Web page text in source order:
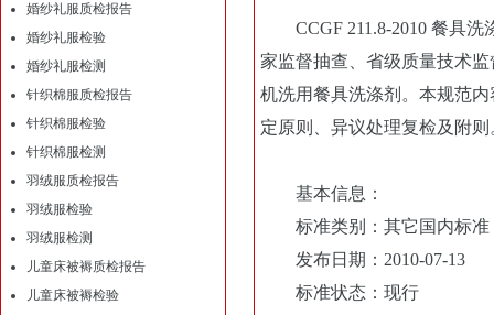
婚纱礼服质检报告
婚纱礼服检验
婚纱礼服检测
针织棉服质检报告
针织棉服检验
针织棉服检测
羽绒服质检报告
羽绒服检验
羽绒服检测
儿童床被褥质检报告
儿童床被褥检验
CCGF 211.8-2010 餐具洗
家监督抽查、省级质量技术
机洗用餐具洗涤剂。本规范
定原则、异议处理复检及附则
基本信息：
标准类别：其它国内标准
发布日期：2010-07-13
标准状态：现行